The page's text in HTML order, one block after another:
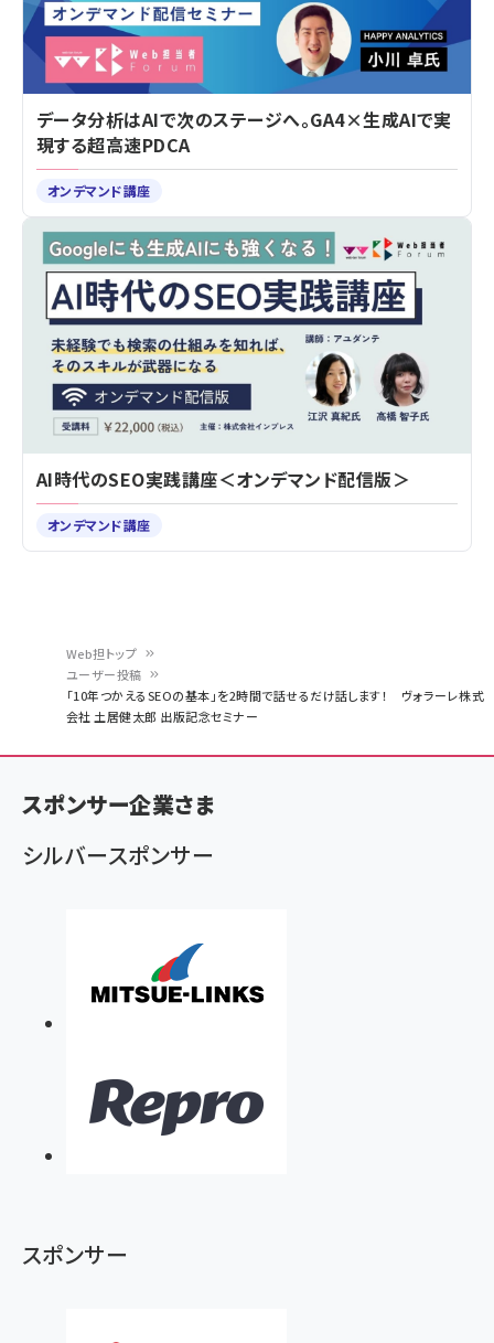
く
ず
Web担トップ
ユーザー投稿
「10年つかえるSEOの基本」を2時間で話せるだけ話します！ ヴォラーレ株式
会社 土居健太郎 出版記念セミナー
データ分析はAIで次のステージへ。GA4×生成AIで実
現する超高速PDCA
オンデマンド講座
AI時代のSEO実践講座＜オンデマンド配信版＞
オンデマンド講座
スポンサー企業さま
シルバースポンサー
スポンサー